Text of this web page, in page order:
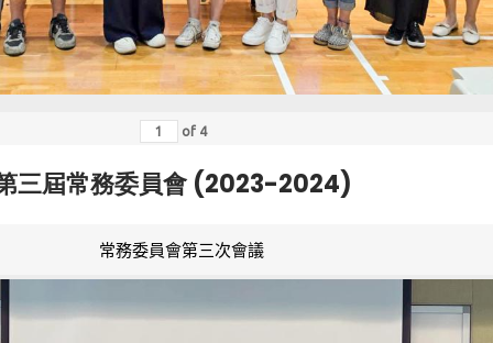
of 4
三屆常務委員會 (2023-2024)
常務委員會第三次會議